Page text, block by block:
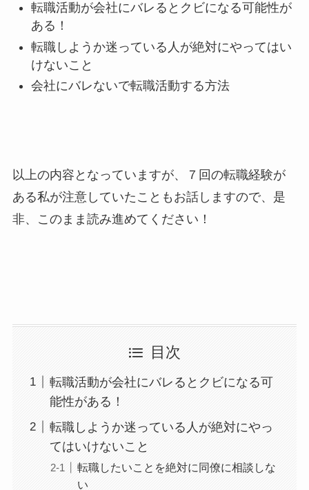
転職活動が会社にバレるとクビになる可能性が
ある！
転職しようか迷っている人が絶対にやってはい
けないこと
会社にバレないで転職活動する方法
以上の内容となっていますが、７回の転職経験が
ある私が注意していたこともお話しますので、是
非、このまま読み進めてください！
目次
転職活動が会社にバレるとクビになる可
能性がある！
転職しようか迷っている人が絶対にやっ
てはいけないこと
転職したいことを絶対に同僚に相談しな
い